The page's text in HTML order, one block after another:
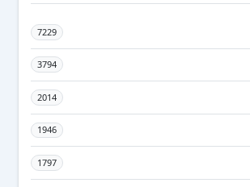
7229
3794
2014
1946
1797